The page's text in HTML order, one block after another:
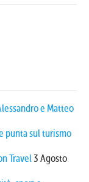
e Matteo
punta sul turismo
Travel3 Agosto